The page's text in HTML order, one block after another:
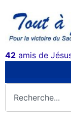
42 amis de